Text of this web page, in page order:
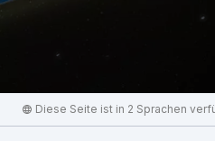
Diese Seite ist in 2 Sprachen